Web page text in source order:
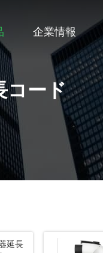
企業情報
コード
延長